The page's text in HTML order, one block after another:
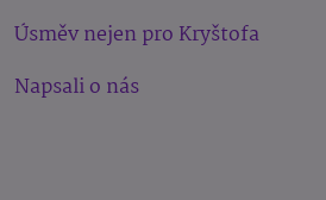
Úsměv nejen pro Kryštofa
Napsali o nás